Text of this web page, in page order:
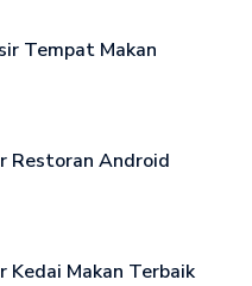
Tempat Makan
Restoran Android
Kedai Makan Terbaik